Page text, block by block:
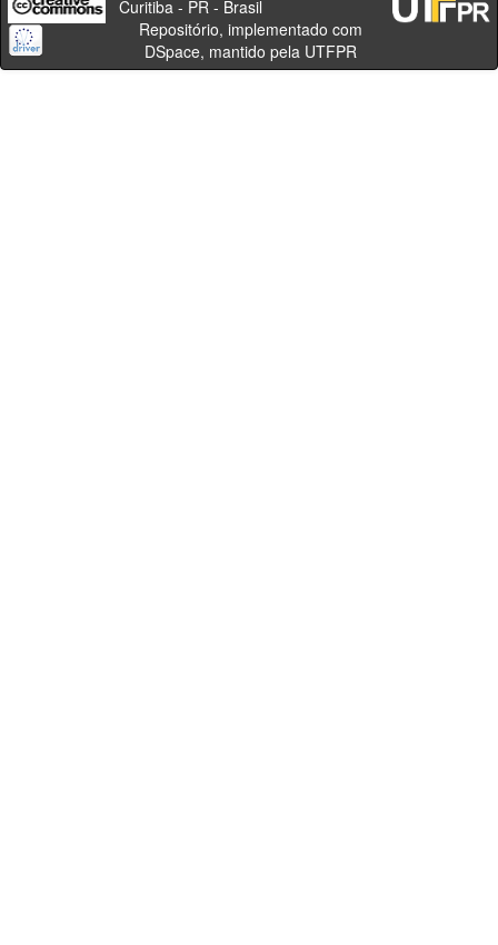
Curitiba - PR - Brasil
Repositório, implementado com
DSpace, mantido pela UTFPR